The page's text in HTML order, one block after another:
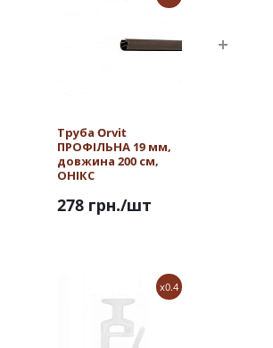
Труба Orvit
ПРОФІЛЬНА 19 мм,
довжина 200 см,
ОНІКС
278 грн./шт
x0.4